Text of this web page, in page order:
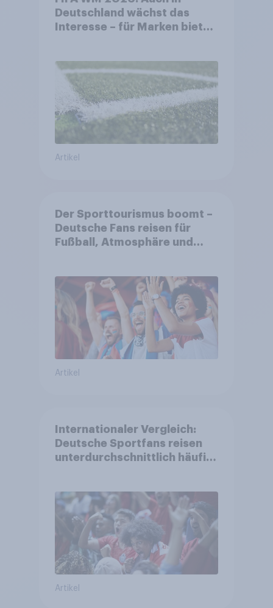
Deutschland wächst das
Interesse – für Marken bietet
Artikel
Der Sporttourismus boomt –
Deutsche Fans reisen für
Fußball, Atmosphäre und
Artikel
Internationaler Vergleich:
Deutsche Sportfans reisen
unterdurchschnittlich häufig
Artikel